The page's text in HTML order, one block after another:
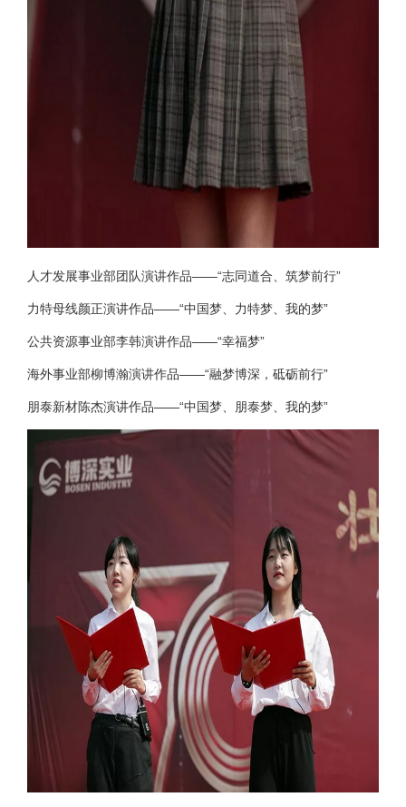
人才发展事业部团队演讲作品——“志同道合、筑梦前行”
力特母线颜正演讲作品——“中国梦、力特梦、我的梦”
公共资源事业部李韩演讲作品——“幸福梦”
海外事业部柳博瀚演讲作品——“融梦博深，砥砺前行”
朋泰新材陈杰演讲作品——“中国梦、朋泰梦、我的梦”